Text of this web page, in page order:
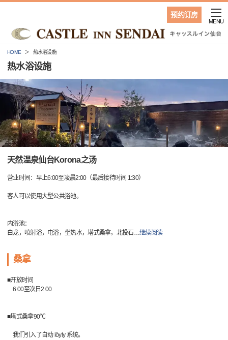
预约订房
MENU
HOME 热水浴设施
热水浴设施
天然温泉仙台Korona之汤
营业时间：早上6:00至凌晨2:00（最后接待时间 1:30）
客人可以使用大型公共浴池。
内浴池：
白龙，喷射浴，电浴，坐热水，塔式桑拿，北投石…继续阅读
桑拿
■开放时间
6:00至次日2:00
■塔式桑拿90℃
我们引入了自动 löyly 系统。